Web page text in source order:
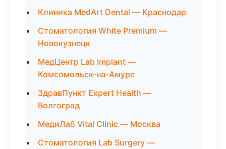
Клиника MedArt Dental — Краснодар
Стоматология White Premium —
Новокузнецк
МедЦентр Lab Implant —
Комсомольск-на-Амуре
ЗдравПункт Expert Health —
Волгоград
МедиЛаб Vital Clinic — Москва
Стоматология Lab Surgery —